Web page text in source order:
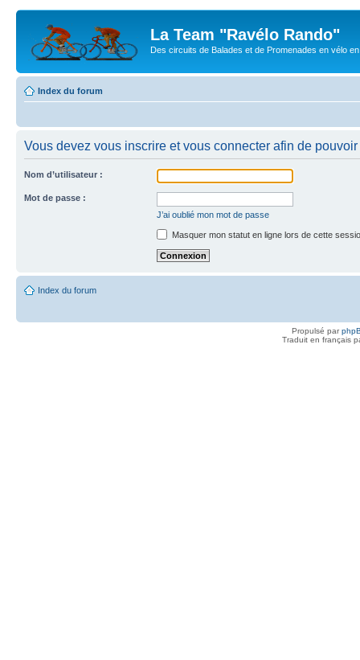
La Team "Ravélo Rando"
Des circuits de Balades et de Promenades en vélo
Index du forum
Vous devez vous inscrire et vous connecter afin de
Nom d’utilisateur :
Mot de passe :
J’ai oublié mon mot de passe
Masquer mon statut en ligne lors de cette
Index du forum
Propulsé par
Traduit en français